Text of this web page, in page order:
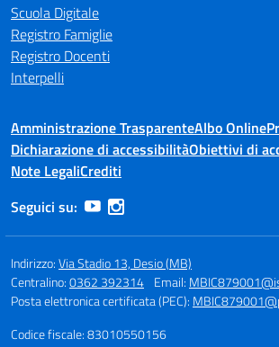
Scuola Digitale
Registro Famiglie
Registro Docenti
Interpelli
Amministrazione TrasparenteAlbo Online
Dichiarazione di accessibilitàObiettivi di
Note LegaliCrediti
Seguici su:
Indirizzo:Via Stadio 13, Desio (MB)
Centralino:0362 392314 Email:
Posta elettronica certificata (PEC):
Codice fiscale: 83010550156